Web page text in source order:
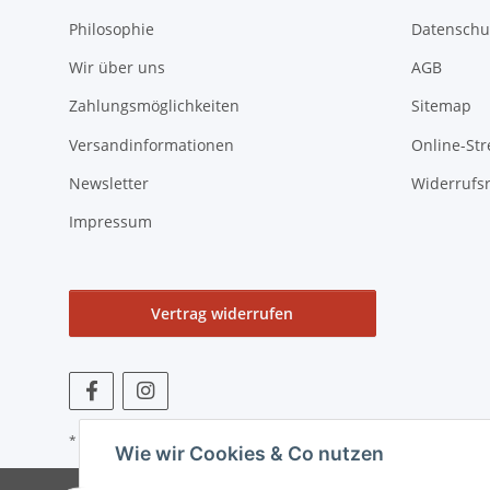
Wie wir Cookies & Co nutzen
Philosophie
Wir über uns
Zahlungsmöglichkeiten
Versandinformationen
Newsletter
Impressum
AGB
Sitemap
Online-
Vertrag widerrufen
* Alle Preise zzgl. gesetzlicher USt., zzgl.